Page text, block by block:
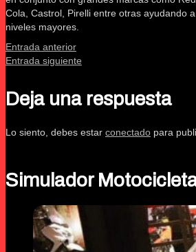
Cola, Castrol, Pirelli entre otras ayudando
niveles mayores.
Entrada anterior
Entrada siguiente
Deja una respuesta
Lo siento, debes estar conectado para
Simulador